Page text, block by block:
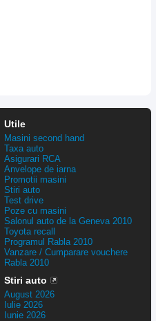
Utile
Masini second hand
Taxa auto
Asigurari RCA
Anvelope de iarna
Promotii masini
Stiri auto
Test drive
Poze cu masini
Salonul auto de la Geneva 2010
Toyota recall
Programul Rabla 2010
Vanzare / Cumparare vouchere
Rabla 2010
Stiri auto
August 2026
Iulie 2026
Iunie 2026